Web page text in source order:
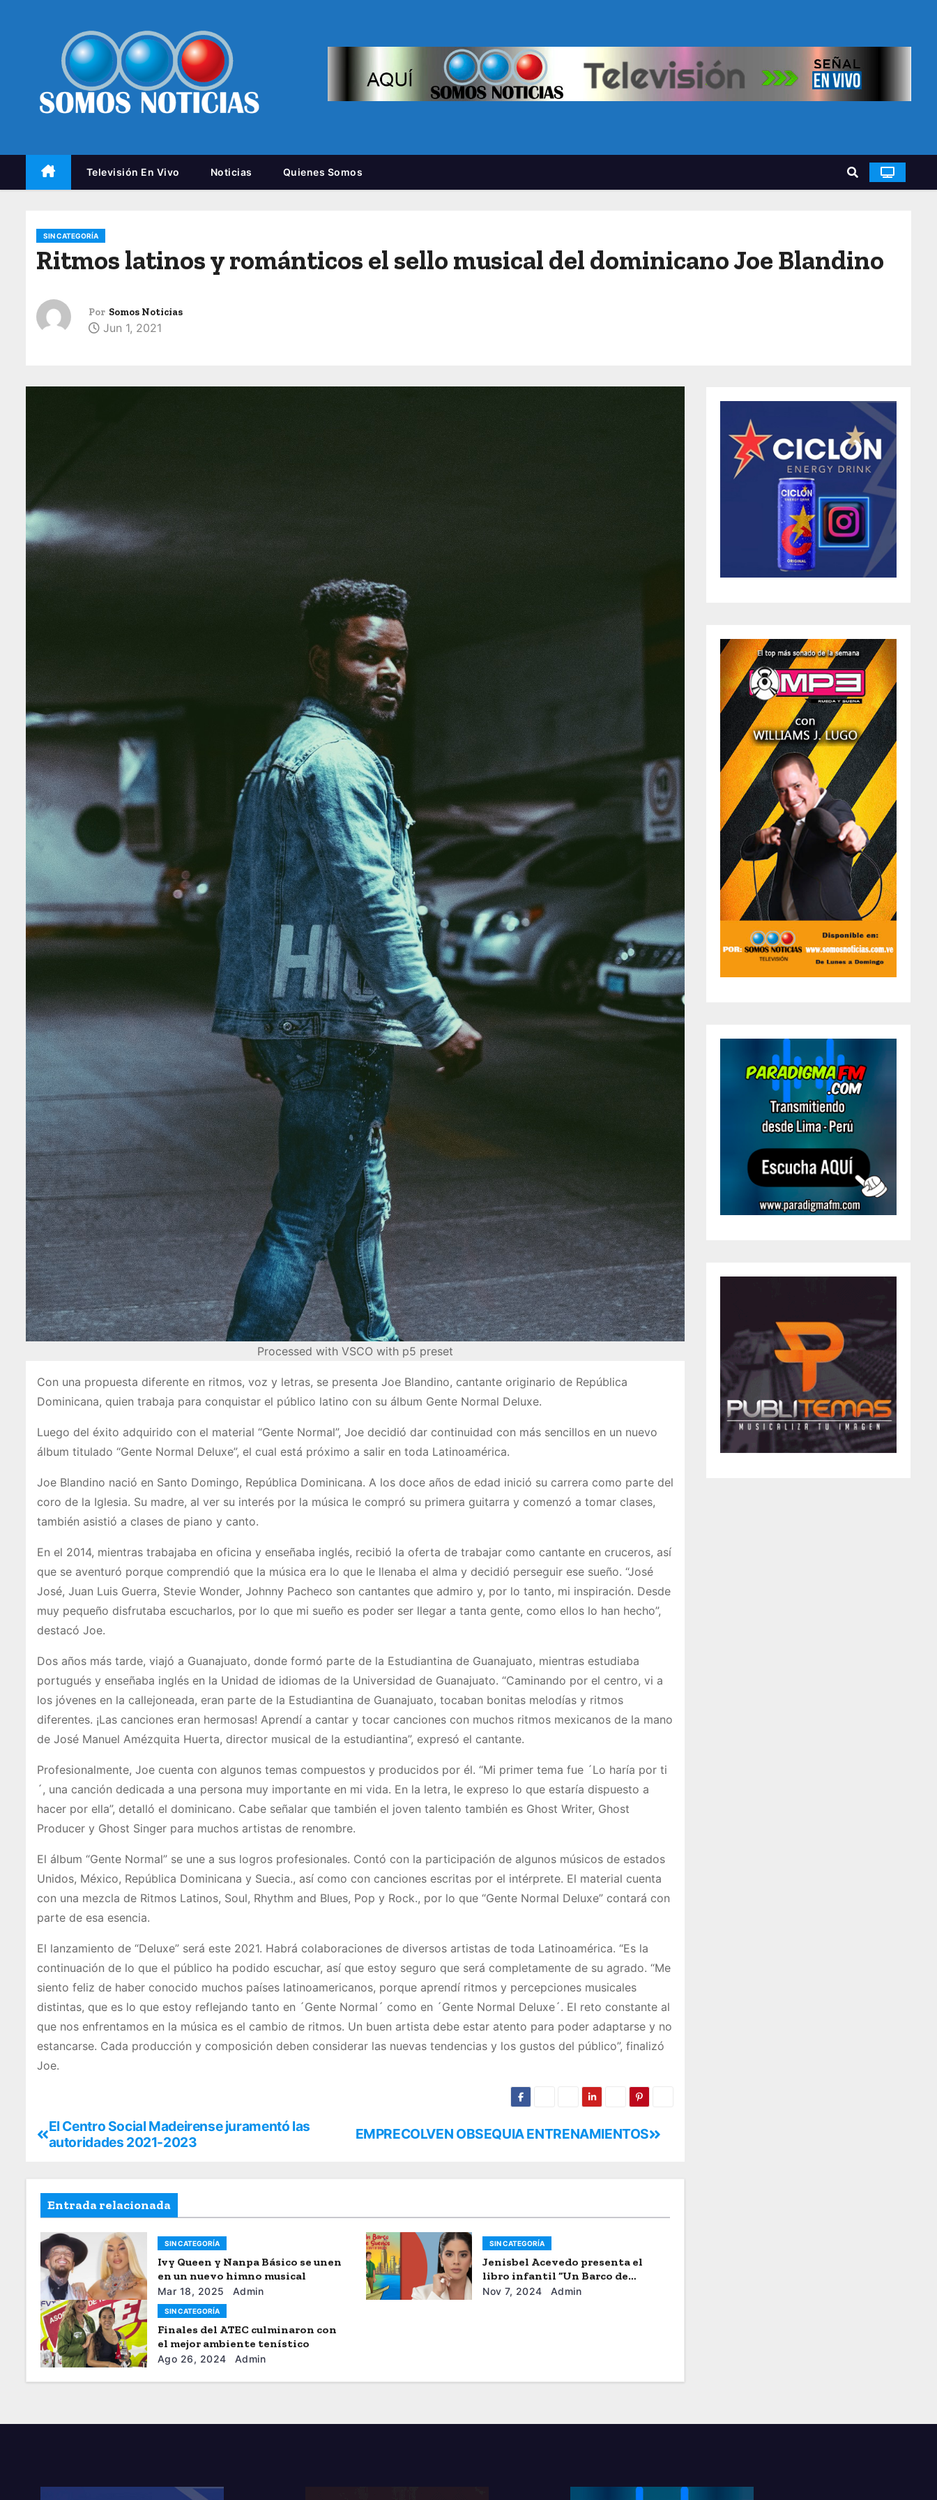
Televisión En Vivo Noticias Quienes Somos
SIN CATEGORÍA
Ritmos latinos y románticos el sello musical del dominicano Joe Blandino
Por Somos Noticias
Jun 1, 2021
Processed with VSCO with p5 preset
Con una propuesta diferente en ritmos, voz y letras, se presenta Joe Blandino, cantante originario de República
Dominicana, quien trabaja para conquistar el público latino con su álbum Gente Normal Deluxe.
Luego del éxito adquirido con el material “Gente Normal”, Joe decidió dar continuidad con más sencillos en un nuevo
álbum titulado “Gente Normal Deluxe”, el cual está próximo a salir en toda Latinoamérica.
Joe Blandino nació en Santo Domingo, República Dominicana. A los doce años de edad inició su carrera como parte del
coro de la Iglesia. Su madre, al ver su interés por la música le compró su primera guitarra y comenzó a tomar clases,
también asistió a clases de piano y canto.
En el 2014, mientras trabajaba en oficina y enseñaba inglés, recibió la oferta de trabajar como cantante en cruceros, así
que se aventuró porque comprendió que la música era lo que le llenaba el alma y decidió perseguir ese sueño. “José
José, Juan Luis Guerra, Stevie Wonder, Johnny Pacheco son cantantes que admiro y, por lo tanto, mi inspiración. Desde
muy pequeño disfrutaba escucharlos, por lo que mi sueño es poder ser llegar a tanta gente, como ellos lo han hecho”,
destacó Joe.
Dos años más tarde, viajó a Guanajuato, donde formó parte de la Estudiantina de Guanajuato, mientras estudiaba
portugués y enseñaba inglés en la Unidad de idiomas de la Universidad de Guanajuato. “Caminando por el centro, vi a
los jóvenes en la callejoneada, eran parte de la Estudiantina de Guanajuato, tocaban bonitas melodías y ritmos
diferentes. ¡Las canciones eran hermosas! Aprendí a cantar y tocar canciones con muchos ritmos mexicanos de la mano
de José Manuel Amézquita Huerta, director musical de la estudiantina”, expresó el cantante.
Profesionalmente, Joe cuenta con algunos temas compuestos y producidos por él. “Mi primer tema fue ´Lo haría por ti
´, una canción dedicada a una persona muy importante en mi vida. En la letra, le expreso lo que estaría dispuesto a
hacer por ella”, detalló el dominicano. Cabe señalar que también el joven talento también es Ghost Writer, Ghost
Producer y Ghost Singer para muchos artistas de renombre.
El álbum “Gente Normal” se une a sus logros profesionales. Contó con la participación de algunos músicos de estados
Unidos, México, República Dominicana y Suecia., así como con canciones escritas por el intérprete. El material cuenta
con una mezcla de Ritmos Latinos, Soul, Rhythm and Blues, Pop y Rock., por lo que “Gente Normal Deluxe” contará con
parte de esa esencia.
El lanzamiento de “Deluxe” será este 2021. Habrá colaboraciones de diversos artistas de toda Latinoamérica. “Es la
continuación de lo que el público ha podido escuchar, así que estoy seguro que será completamente de su agrado. “Me
siento feliz de haber conocido muchos países latinoamericanos, porque aprendí ritmos y percepciones musicales
distintas, que es lo que estoy reflejando tanto en ´Gente Normal´ como en ´Gente Normal Deluxe´. El reto constante al
que nos enfrentamos en la música es el cambio de ritmos. Un buen artista debe estar atento para poder adaptarse y no
estancarse. Cada producción y composición deben considerar las nuevas tendencias y los gustos del público”, finalizó
Joe.
EMPRECOLVEN OBSEQUIA ENTRENAMIENTOS
El Centro Social Madeirense juramentó las
autoridades 2021-2023
Entrada relacionada
SIN CATEGORÍA
Ivy Queen y Nanpa Básico se unen
en un nuevo himno musical
Mar 18, 2025 Admin
SIN CATEGORÍA
Jenisbel Acevedo presenta el
libro infantil “Un Barco de
Sueños”
Nov 7, 2024 Admin
SIN CATEGORÍA
Finales del ATEC culminaron con
el mejor ambiente tenístico
Ago 26, 2024 Admin